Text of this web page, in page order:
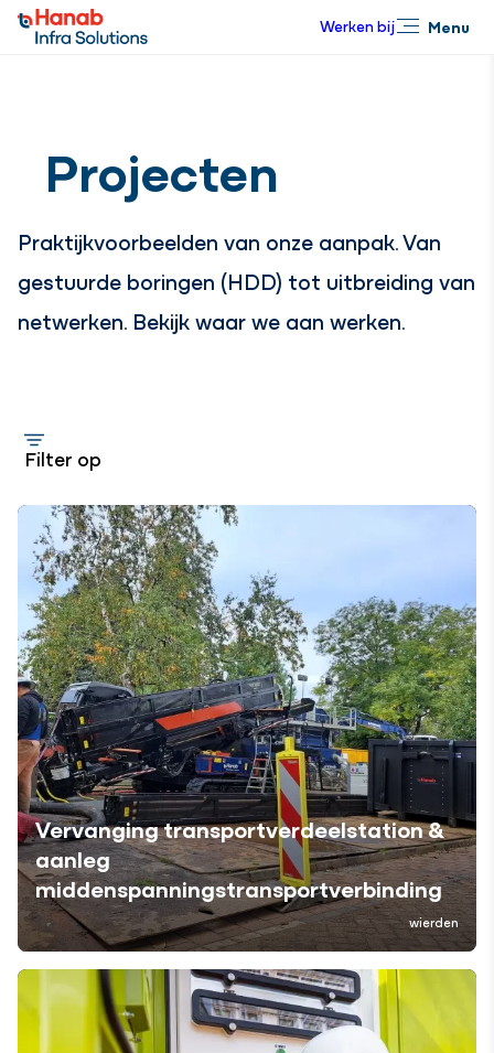
Werken bij Menu
Projecten
Praktijkvoorbeelden van onze aanpak. Van
gestuurde boringen (HDD) tot uitbreiding van
netwerken. Bekijk waar we aan werken.
Filter op
Vervanging transportverdeelstation &
aanleg
middenspanningstransportverbinding
wierden
Sluiten